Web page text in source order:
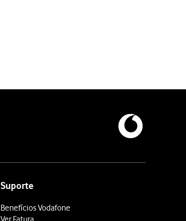
Suporte
Benefícios Vodafone
Ver Fatura